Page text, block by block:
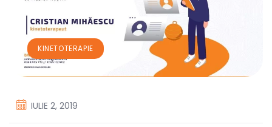
KINETOTERAPIE
IULIE 2, 2019